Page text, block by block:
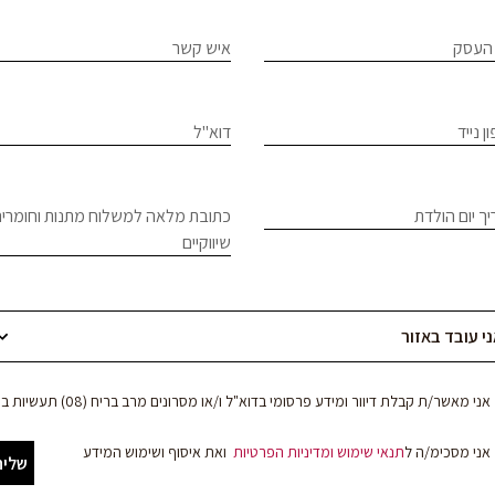
איש קשר
נייד דוא"ל
יום הולדת
כתובת מלאה למשלוח מתנות
שיווקיים
אני מאשר/ת קבלת דיוור ומידע פרסומי בדוא"ל ו/או מסרונים מרב בריח (08) תעשיות בע"מ
אני מסכימ/ה לתנאי שימוש ומדיניות הפרטיות ואת איסוף ושימוש המידע